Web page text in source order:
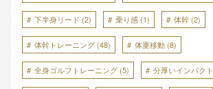
下半身リード (2) 乗り感 (1) 体幹 (2)
体幹トレーニング (48) 体重移動 (8)
全身ゴルフトレーニング (5) 分厚いインパクト